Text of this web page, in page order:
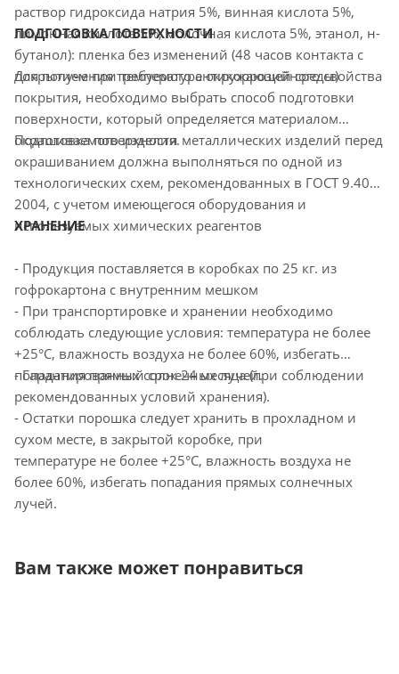
раствор гидроксида натрия 5%, винная кислота 5%,
лимонная кислота 5%, молочная кислота 5%, этанол, н-
бутанол): пленка без изменений (48 часов контакта с
покрытием при температуре окружающей среды)
ПОДГОТОВКА ПОВЕРХНОСТИ
Для получения требуемого антикоррозийного свойства
покрытия, необходимо выбрать способ подготовки
поверхности, который определяется материалом
окрашиваемого изделия.
Подготовка поверхности металлических изделий перед
окрашиванием должна выполняться по одной из
технологических схем, рекомендованных в ГОСТ 9.402-
2004, с учетом имеющегося оборудования и
используемых химических реагентов
ХРАНЕНИЕ
- Продукция поставляется в коробках по 25 кг. из
гофрокартона с внутренним мешком
- При транспортировке и хранении необходимо
соблюдать следующие условия: температура не более
+25°С, влажность воздуха не более 60%, избегать
попадания прямых солнечных лучей.
- Гарантированный срок 24 месяца (при соблюдении
рекомендованных условий хранения).
- Остатки порошка следует хранить в прохладном и
сухом месте, в закрытой коробке, при
температуре не более +25°С, влажность воздуха не
более 60%, избегать попадания прямых солнечных
лучей.
Вам также может понравиться